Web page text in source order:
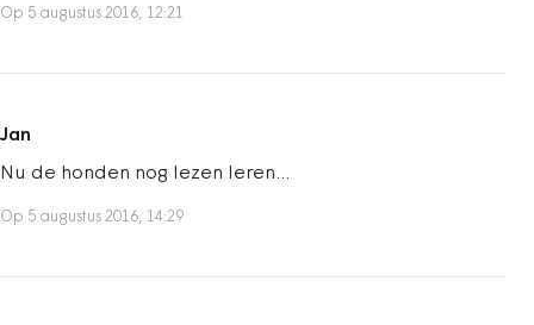
Op 5 augustus 2016, 12:21
Jan
Nu de honden nog lezen leren...
Op 5 augustus 2016, 14:29